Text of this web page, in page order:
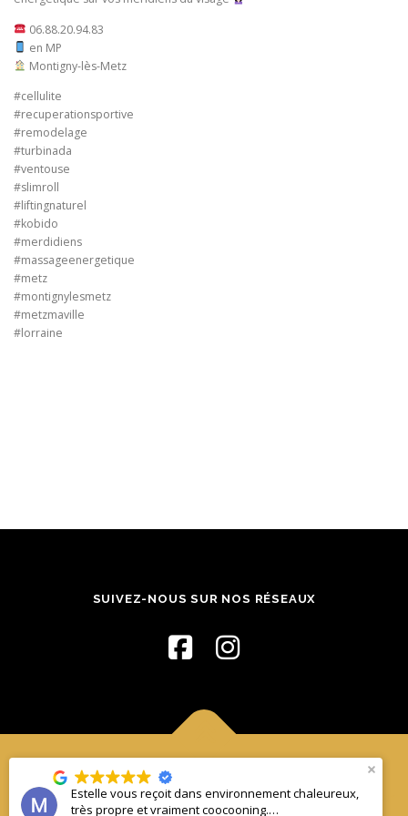
06.88.20.94.83
en MP
Montigny-lès-Metz
#cellulite
#recuperationsportive
#remodelage
#turbinada
#ventouse
#slimroll
#liftingnaturel
#kobido
#merdidiens
#massageenergetique
#metz
#montignylesmetz
#metzmaville
#lorraine
SUIVEZ-NOUS SUR NOS RÉSEAUX
Copyright © 2026 Massages Renata França, Turbinada et
Kobido à Metz–OnePressthème par FameThemes. Traduit par
Estelle vous reçoit dans environnement chaleureux,
très propre et vraiment coocooning.